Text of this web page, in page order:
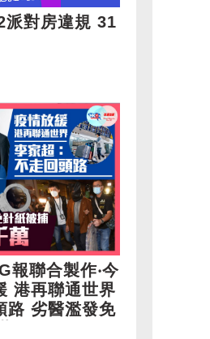
派對房違規 31
報聯合製作‧今
港再聯通世界
路 劣醫濫發免